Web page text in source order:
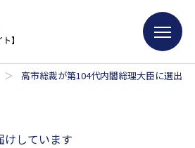
＞ 高市総裁が第104代内閣総理大臣に選出
けしています